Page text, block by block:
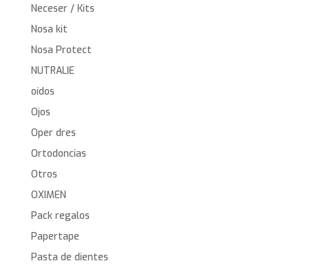
Neceser / Kits
Nosa kit
Nosa Protect
NUTRALIE
oídos
Ojos
Oper dres
Ortodoncias
Otros
OXIMEN
Pack regalos
Papertape
Pasta de dientes